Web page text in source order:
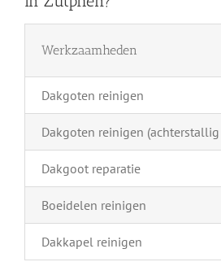
Werkzaamheden
Dakgoten reinigen
Dakgoten reinigen
Dakgoot reparatie
Boeidelen reinigen
Dakkapel reinigen